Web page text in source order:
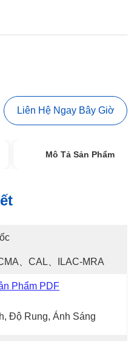
Liên Hệ Ngay Bây Giờ
Mô Tả Sản Phẩm
、CAL、ILAC-MRA
Phẩm PDF
Độ Rung, Ánh Sáng